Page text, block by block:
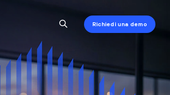
Richiedi una demo